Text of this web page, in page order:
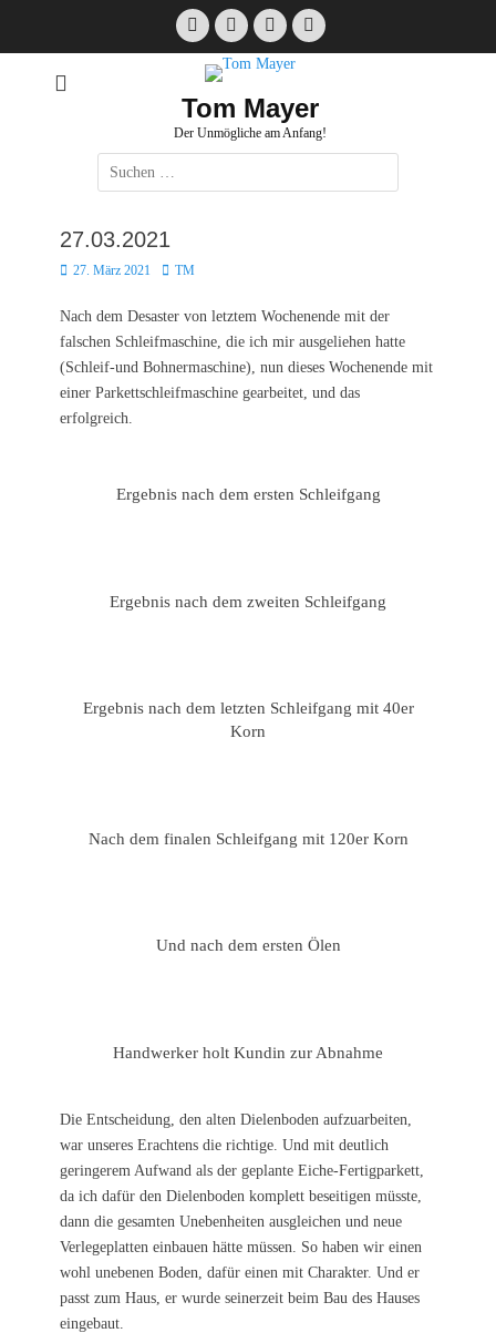
Facebook
E-
Mail
InstagramWebsite
Tom Mayer
Der Unmögliche am Anfang!
Suche
nach:
27.03.2021
Posted
27. März 2021 Autor
TM
Nach dem Desaster von letztem Wochenende mit der
falschen Schleifmaschine, die ich mir ausgeliehen hatte
(Schleif-und Bohnermaschine), nun dieses Wochenende mit
einer Parkettschleifmaschine gearbeitet, und das
erfolgreich.
Ergebnis nach dem ersten Schleifgang
Ergebnis nach dem zweiten Schleifgang
Ergebnis nach dem letzten Schleifgang mit 40er
Korn
Nach dem finalen Schleifgang mit 120er Korn
Und nach dem ersten Ölen
Handwerker holt Kundin zur Abnahme
Die Entscheidung, den alten Dielenboden aufzuarbeiten,
war unseres Erachtens die richtige. Und mit deutlich
geringerem Aufwand als der geplante Eiche-Fertigparkett,
da ich dafür den Dielenboden komplett beseitigen müsste,
dann die gesamten Unebenheiten ausgleichen und neue
Verlegeplatten einbauen hätte müssen. So haben wir einen
wohl unebenen Boden, dafür einen mit Charakter. Und er
passt zum Haus, er wurde seinerzeit beim Bau des Hauses
eingebaut.